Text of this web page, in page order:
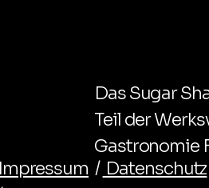
Das Sugar
Teil der
Gastronomie
/ Datenschutz